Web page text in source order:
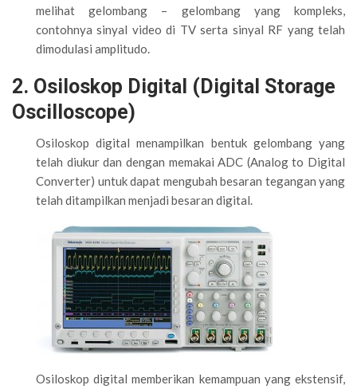
melihat gelombang – gelombang yang kompleks,
contohnya sinyal video di TV serta sinyal RF yang telah
dimodulasi amplitudo.
2. Osiloskop Digital (Digital Storage
Oscilloscope)
Osiloskop digital menampilkan bentuk gelombang yang
telah diukur dan dengan memakai ADC (Analog to Digital
Converter) untuk dapat mengubah besaran tegangan yang
telah ditampilkan menjadi besaran digital.
Osiloskop digital memberikan kemampuan yang ekstensif,